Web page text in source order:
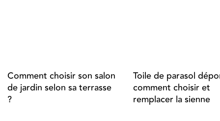
Comment choisir son salon
de jardin selon sa terrasse
?
Toile de parasol
comment choisir et
remplacer la sienne